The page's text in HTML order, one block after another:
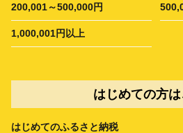
200,001～500,000円
1,000,001円以上
はじめての方
はじめてのふるさと納税